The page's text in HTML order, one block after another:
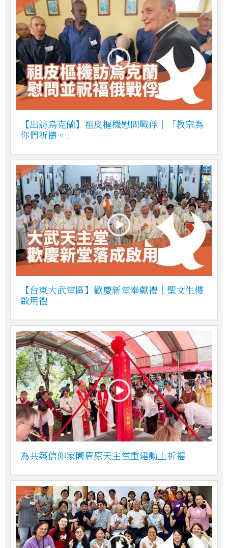
【出訪烏克蘭】祖皮樞機慰問戰俘｜「教宗為
你們祈禱。」
【台東大武堂區】歡慶新堂奉獻禮｜聖文生樓
啟用禮
為共築信仰家園眉原天主堂重建動土祈福